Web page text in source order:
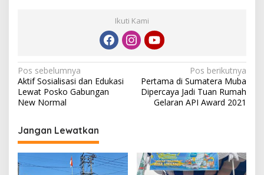
Ikuti Kami
N
a
v
i
g
a
Pos sebelumnya
Aktif Sosialisasi dan Edukasi
Lewat Posko Gabungan
New Normal
Pos berikutnya
Pertama di Sumatera Muba
Dipercaya Jadi Tuan Rumah
Gelaran API Award 2021
Jangan Lewatkan